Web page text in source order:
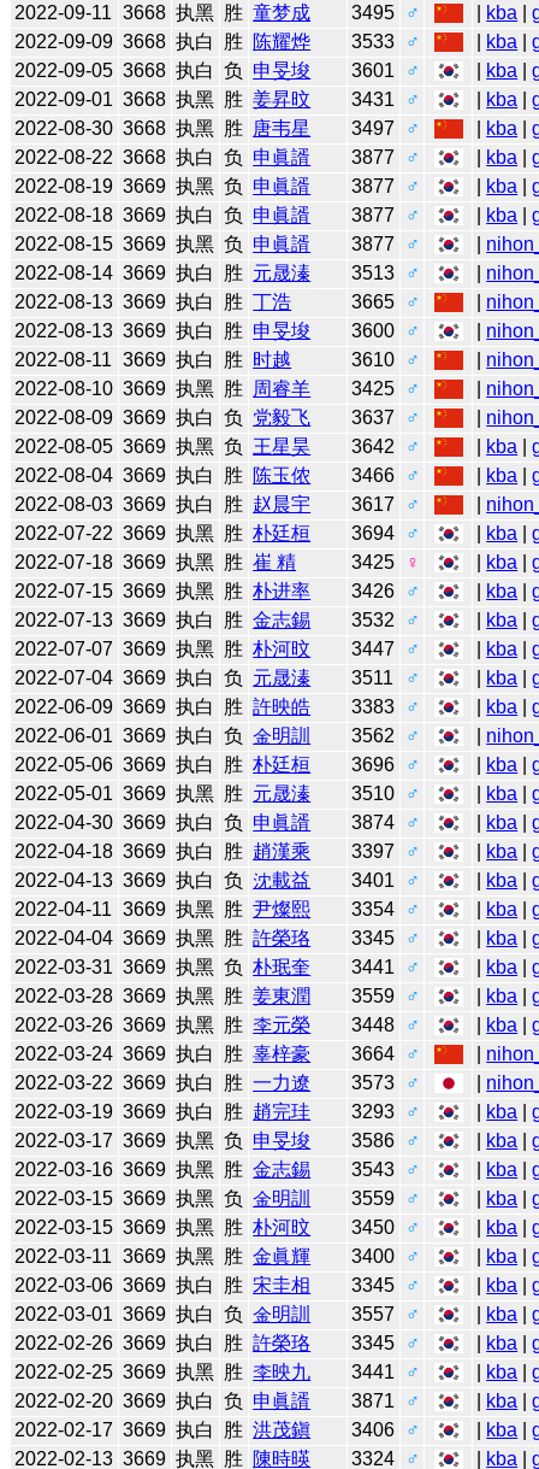
2022-09-11 3668 执黑 胜 童梦成 3495 ♂ kba |
2022-09-09 3668 执白 胜 陈耀烨 3533 ♂ kba |
2022-09-05 3668 执白 负 申旻埈 3601 ♂ kba |
2022-09-01 3668 执黑 胜 姜昇旼 3431 ♂ kba |
2022-08-30 3668 执黑 胜 唐韦星 3497 ♂ kba |
2022-08-22 3668 执白 负 申眞諝 3877 ♂ kba |
2022-08-19 3669 执黑 负 申眞諝 3877 ♂ kba |
2022-08-18 3669 执白 负 申眞諝 3877 ♂ kba |
2022-08-15 3669 执黑 负 申眞諝 3877 ♂
2022-08-14 3669 执白 胜 元晟溱 3513 ♂
2022-08-13 3669 执白 胜 丁浩 3665 ♂
2022-08-13 3669 执白 胜 申旻埈 3600 ♂
2022-08-11 3669 执白 胜 时越 3610 ♂
2022-08-10 3669 执黑 胜 周睿羊 3425 ♂
2022-08-09 3669 执白 负 党毅飞 3637 ♂
2022-08-05 3669 执黑 负 王星昊 3642 ♂ kba |
2022-08-04 3669 执白 胜 陈玉侬 3466 ♂ kba |
2022-08-03 3669 执白 胜 赵晨宇 3617 ♂
2022-07-22 3669 执黑 胜 朴廷桓 3694 ♂ kba |
2022-07-18 3669 执黑 胜 崔 精 3425 ♀ kba |
2022-07-15 3669 执黑 胜 朴进率 3426 ♂ kba |
2022-07-13 3669 执白 胜 金志錫 3532 ♂ kba |
2022-07-07 3669 执黑 胜 朴河旼 3447 ♂ kba |
2022-07-04 3669 执白 负 元晟溱 3511 ♂ kba |
2022-06-09 3669 执白 胜 許映皓 3383 ♂ kba |
2022-06-01 3669 执白 负 金明訓 3562 ♂
2022-05-06 3669 执白 胜 朴廷桓 3696 ♂ kba |
2022-05-01 3669 执黑 胜 元晟溱 3510 ♂ kba |
2022-04-30 3669 执白 负 申眞諝 3874 ♂ kba |
2022-04-18 3669 执白 胜 趙漢乘 3397 ♂ kba |
2022-04-13 3669 执白 负 沈載益 3401 ♂ kba |
2022-04-11 3669 执黑 胜 尹燦熙 3354 ♂ kba |
2022-04-04 3669 执黑 胜 許榮珞 3345 ♂ kba |
2022-03-31 3669 执黑 负 朴珉奎 3441 ♂ kba |
2022-03-28 3669 执黑 胜 姜東潤 3559 ♂ kba |
2022-03-26 3669 执黑 胜 李元榮 3448 ♂ kba |
2022-03-24 3669 执白 胜 辜梓豪 3664 ♂
2022-03-22 3669 执白 胜 一力遼 3573 ♂
2022-03-19 3669 执白 胜 趙完珪 3293 ♂ kba |
2022-03-17 3669 执黑 负 申旻埈 3586 ♂ kba |
2022-03-16 3669 执黑 胜 金志錫 3543 ♂ kba |
2022-03-15 3669 执黑 负 金明訓 3559 ♂ kba |
2022-03-15 3669 执黑 胜 朴河旼 3450 ♂ kba |
2022-03-11 3669 执黑 胜 金眞輝 3400 ♂ kba |
2022-03-06 3669 执白 胜 宋圭相 3345 ♂ kba |
2022-03-01 3669 执白 负 金明訓 3557 ♂ kba |
2022-02-26 3669 执白 胜 許榮珞 3345 ♂ kba |
2022-02-25 3669 执黑 胜 李映九 3441 ♂ kba |
2022-02-20 3669 执白 负 申眞諝 3871 ♂ kba |
2022-02-17 3669 执白 胜 洪茂鎭 3406 ♂ kba |
2022-02-13 3669 执黑 胜 陳時暎 3324 ♂ kba |